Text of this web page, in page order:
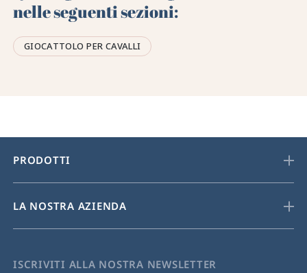
nelle seguenti sezioni:
GIOCATTOLO PER CAVALLI
PRODOTTI
LA NOSTRA AZIENDA
ISCRIVITI ALLA NOSTRA NEWSLETTER